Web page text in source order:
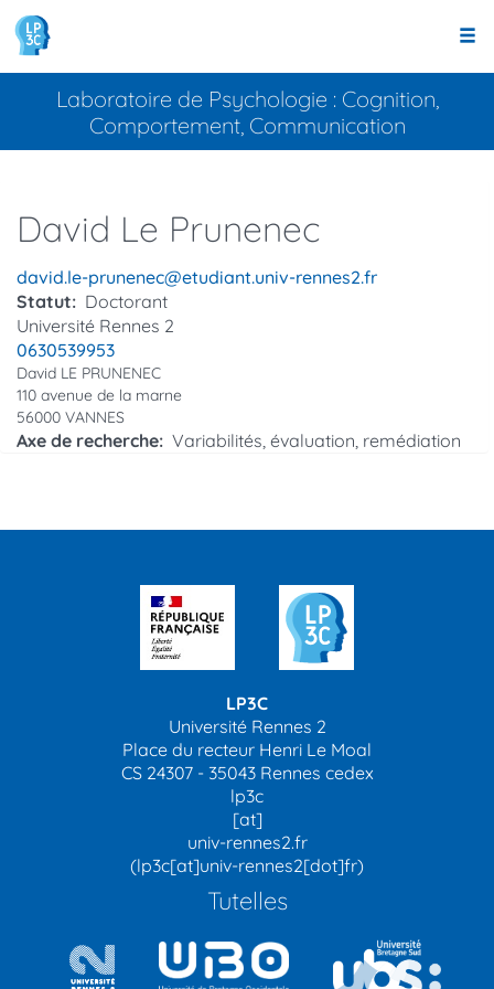
Panneau de gestion des cookies
Aller
au
contenu
Laboratoire de Psychologie : Cognition,
Comportement, Communication
David Le Prunenec
Courriel
david.le-prunenec@etudiant.univ-rennes2.fr
Statut
Doctorant
Université Rennes 2
Téléphone
0630539953
Adresse
David LE PRUNENEC
110 avenue de la marne
56000 VANNES
Axe de recherche Variabilités, évaluation, remédiation
LP3C
Université Rennes 2
Place du recteur Henri Le Moal
CS 24307 - 35043 Rennes cedex
lp3c
[at]
univ-rennes2.fr
(lp3c[at]univ-rennes2[dot]fr)
Tutelles